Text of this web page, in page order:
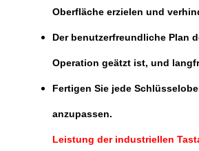
Oberfläche erzielen und
Der benutzerfreundliche Plan
Operation geätzt ist, und
Fertigen Sie jede
anzupassen.
Leistung der industriellen